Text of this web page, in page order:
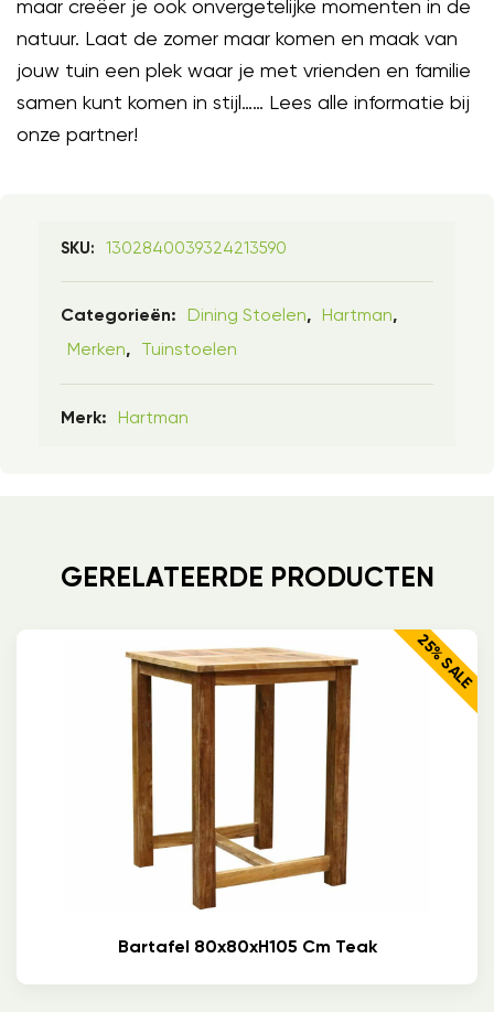
maar creëer je ook onvergetelijke momenten in de
natuur. Laat de zomer maar komen en maak van
jouw tuin een plek waar je met vrienden en familie
samen kunt komen in stijl…… Lees alle informatie bij
onze partner!
SKU: 1302840039324213590
Categorieën: Dining Stoelen, Hartman,
Merken, Tuinstoelen
Merk: Hartman
GERELATEERDE PRODUCTEN
25% SALE
Bartafel 80x80xH105 Cm Teak